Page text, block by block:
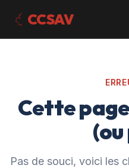
CCSAV
Cette
(ou
Pas de souci, voici les